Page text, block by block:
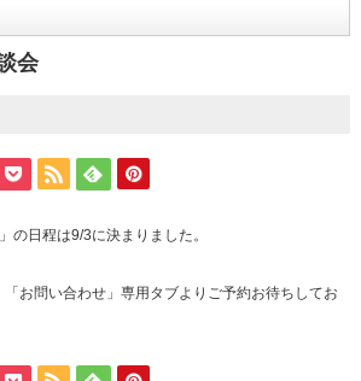
会
の日程は9/3に決まりました。
お問い合わせ」専用タブよりご予約お待ちしてお